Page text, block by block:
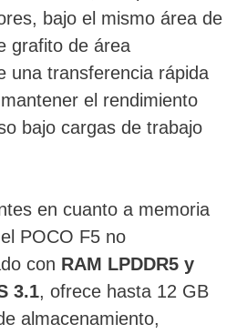
bajo el mismo área de
grafito de área
una transferencia rápida
el rendimiento
bajo cargas de trabajo
en cuanto a memoria
POCO F5 no
con RAM LPDDR5 y
3.1, ofrece hasta 12 GB
almacenamiento,